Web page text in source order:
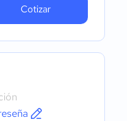
Cotizar